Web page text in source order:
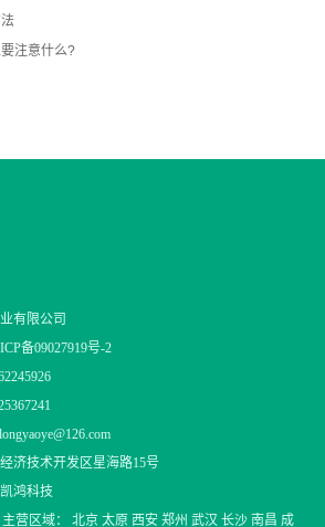
注意什么?
有限公司
备09027919号-2
济技术开发区星海路15号
鸿科技
营区域： 北京 太原 西安 郑州 武汉 长沙 南昌 成